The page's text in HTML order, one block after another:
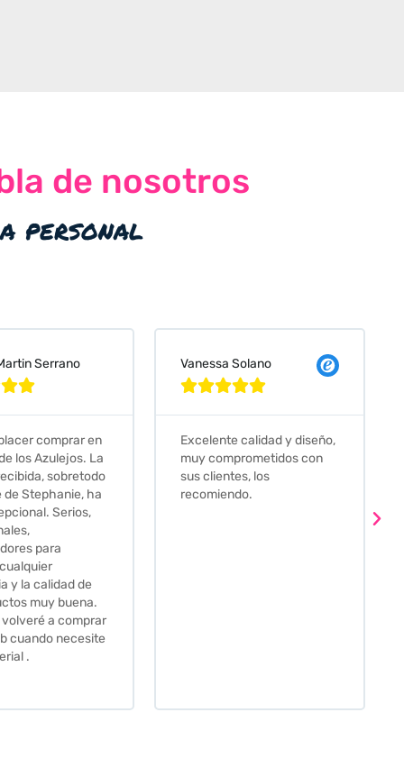
de nosotros
personal

calidad y diseño,
con
los
Judit Bonet Pardell

Que decir, si teneis que
comprar alguna baldosa
este és el sitio indicado! Yo
pedi una muestra y me